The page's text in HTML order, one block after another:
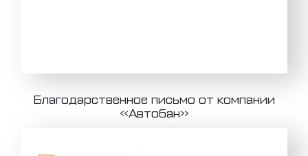
Благодарственное письмо от компании
«Автобан»